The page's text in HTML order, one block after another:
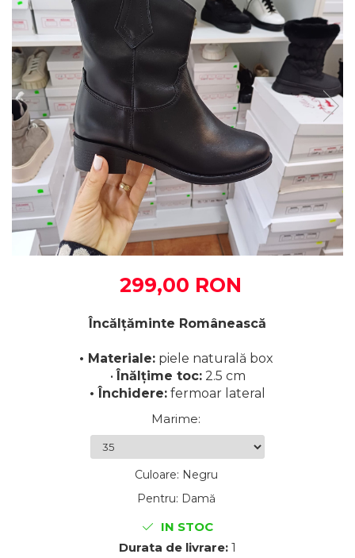
299,00 RON
Încălțăminte Românească
• Materiale:piele naturală box
•Înălțime toc:2.5 cm
• Închidere: fermoar lateral
Marime:
Culoare: Negru
Pentru: Damă
IN STOC
Durata de livrare: 1